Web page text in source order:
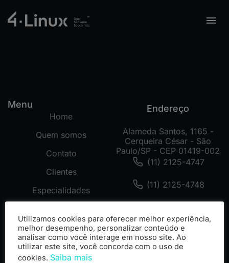
Menu
Home
Quem somos
Contato
Clientes
Especialidades
Cases
Endereço
Alameda Santos, 1165 -
Cerqueira César - São
Paulo/SP - CEP 01419-002
(11) 2125-4747
(11) 2125-4748
Utilizamos cookies para oferecer melhor experiência,
melhor desempenho, personalizar conteúdo e
analisar como você interage em nosso site. Ao
utilizar este site, você concorda com o uso de
cookies. Saiba mais